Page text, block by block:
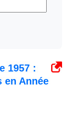
1957 :
en Année